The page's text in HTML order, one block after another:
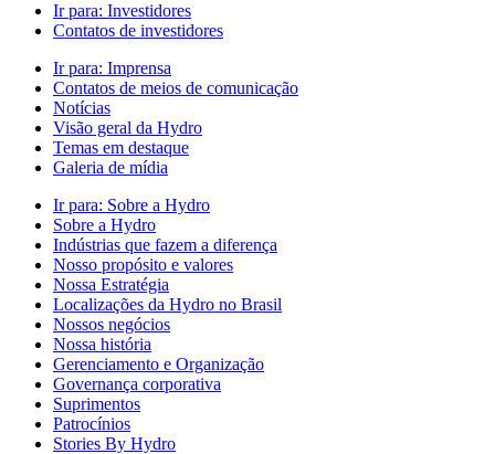
Ir para: Investidores
Contatos de investidores
Ir para: Imprensa
Contatos de meios de comunicação
Notícias
Visão geral da Hydro
Temas em destaque
Galeria de mídia
Ir para: Sobre a Hydro
Sobre a Hydro
Indústrias que fazem a diferença
Nosso propósito e valores
Nossa Estratégia
Localizações da Hydro no Brasil
Nossos negócios
Nossa história
Gerenciamento e Organização
Governança corporativa
Suprimentos
Patrocínios
Stories By Hydro